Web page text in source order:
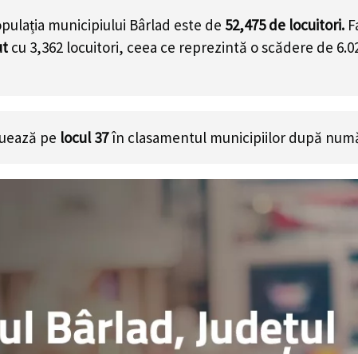
municipiului Bârlad este de 52,475de locuitori.
cu 3,362 locuitori, ceea ce reprezintă o scădere de
pe locul 37în clasamentul municipiilor după